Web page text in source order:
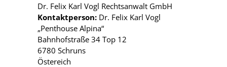
Dr. Felix Karl Vogl Rechtsanwalt GmbH
Kontaktperson: Dr. Felix Karl Vogl
„Penthouse Alpina“
Bahnhofstraße 34 Top 12
6780 Schruns
Östereich